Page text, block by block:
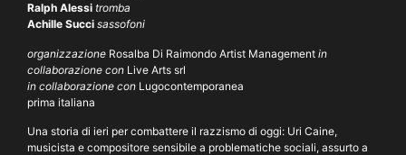
Ralph Alessi tromba
Achille Succi sassofoni
organizzazione Rosalba Di Raimondo Artist Management in
collaborazione con Live Arts srl
in collaborazione con Lugocontemporanea
prima italiana
Una storia di ieri per combattere il razzismo di oggi: Uri Caine,
musicista e compositore sensibile a problematiche sociali, assurto a